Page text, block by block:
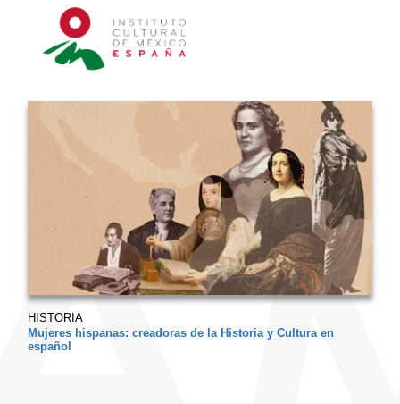
HISTORIA
Mujeres hispanas: creadoras de la Historia y Cultura en
español